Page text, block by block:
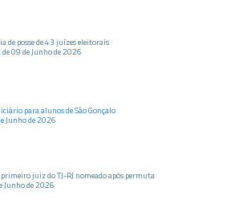
de posse de 43 juízes eleitorais
de09 deJunhode2026
para alunos de São Gonçalo
Junhode2026
juiz do TJ-RJ nomeado após permuta
Junhode2026